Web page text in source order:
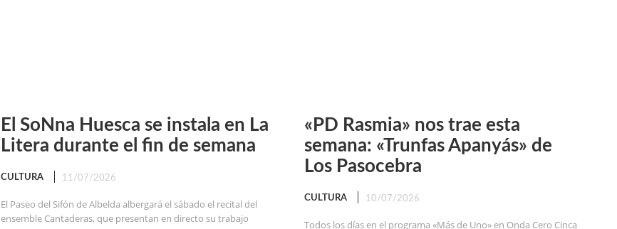
El SoNna Huesca se instala en La
Litera durante el fin de semana
CULTURA 11/07/2026
El Paseo del Sifón de Albelda albergará el sábado el recital del
ensemble Cantaderas, que presentan en directo su trabajo
«PD Rasmia» nos trae esta
semana: «Trunfas Apanyás» de
Los Pasocebra
CULTURA 10/07/2026
Todos los días en el programa «Más de Uno» en Onda Cero Cinca